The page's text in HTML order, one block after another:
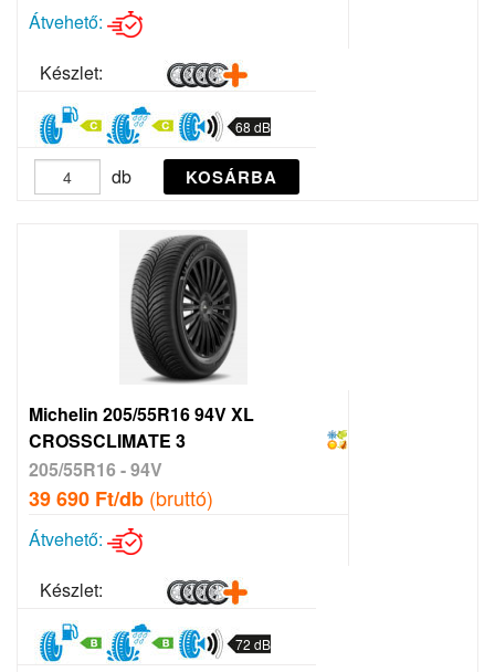
Átvehető:
Készlet:
68 dB
db KOSÁRBA
Michelin 205/55R16 94V XL
CROSSCLIMATE 3
205/55R16 - 94V
39 690 Ft/db (bruttó)
Átvehető:
Készlet:
72 dB